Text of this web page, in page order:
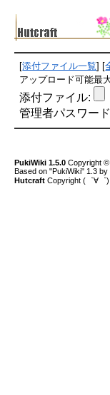
[添付ファイル一覧] [
アップロード可能最
添付ファイル:
管理者パスワー
PukiWiki 1.5.0Copyright ©
Based on "PukiWiki" 1.3 by
HutcraftCopyright (゜∀゜)